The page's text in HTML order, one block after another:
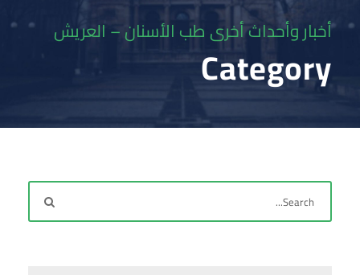
أخبار وأحداث أخرى طب الأسنان – العريش
Category